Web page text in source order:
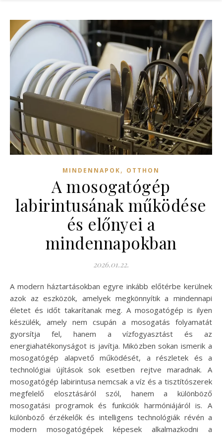
MINDENNAPOK, OTTHON
A mosogatógép
labirintusának működése
és előnyei a
mindennapokban
2026.01.22.
A modern háztartásokban egyre inkább előtérbe kerülnek
azok az eszközök, amelyek megkönnyítik a mindennapi
életet és időt takarítanak meg. A mosogatógép is ilyen
készülék, amely nem csupán a mosogatás folyamatát
gyorsítja fel, hanem a vízfogyasztást és az
energiahatékonyságot is javítja. Miközben sokan ismerik a
mosogatógép alapvető működését, a részletek és a
technológiai újítások sok esetben rejtve maradnak. A
mosogatógép labirintusa nemcsak a víz és a tisztítószerek
megfelelő elosztásáról szól, hanem a különböző
mosogatási programok és funkciók harmóniájáról is. A
különböző érzékelők és intelligens technológiák révén a
modern mosogatógépek képesek alkalmazkodni a